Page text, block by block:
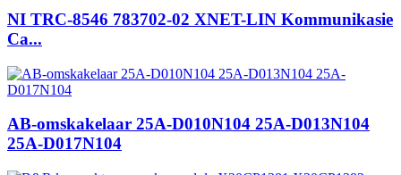
NI TRC-8546 783702-02 XNET-LIN Kommunikasie
Ca...
AB-omskakelaar 25A-D010N104 25A-D013N104
25A-D017N104